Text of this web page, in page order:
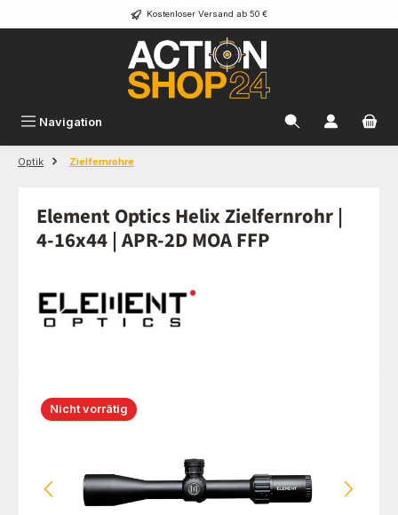
Zum Hauptinhalt springen Kostenloser Versand ab 50 €
Navigation
Optik Zielfernrohre
Element Optics Helix Zielfernrohr |
4-16x44 | APR-2D MOA FFP
Bildergalerie überspringen
Nicht vorrätig